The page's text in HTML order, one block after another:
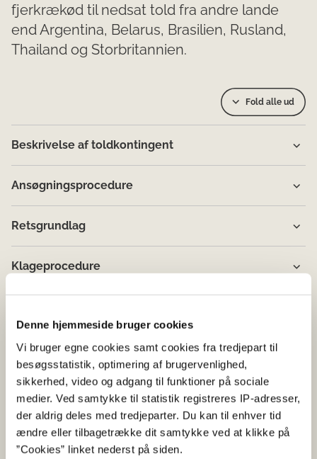
Denne hjemmeside bruger cookies
Vi bruger egne cookies samt cookies fra tredjepart til
besøgsstatistik, optimering af brugervenlighed,
sikkerhed, video og adgang til funktioner på sociale
medier. Ved samtykke til statistik registreres IP-adresser,
der aldrig deles med tredjeparter. Du kan til enhver tid
ændre eller tilbagetrække dit samtykke ved at klikke på
”Cookies” linket nederst på siden.
fjerkrækød til nedsat told fra andre lande
end Argentina, Belarus, Brasilien, Rusland,
Thailand og Storbritannien.
Fold alle ud
Beskrivelse af toldkontingent
Ansøgningsprocedure
Retsgrundlag
Klageprocedure